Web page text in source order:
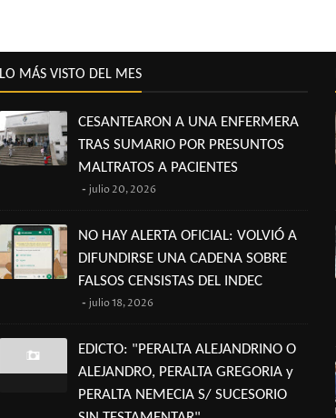
LO MÁS VISTO DEL MES
CESANTEARON A UNA ENFERMERA
TRAS SUMARIO POR PRESUNTOS
MALTRATOS A PACIENTES
julio 20, 2026
NO HAY ALERTA OFICIAL: VOLVIÓ A
DIFUNDIRSE UNA CADENA SOBRE
FALSOS CENSISTAS DEL INDEC
julio 18, 2026
EDICTO: "PERALTA ALEJANDRINO O
ALEJANDRO, PERALTA GREGORIA y
PERALTA NEMECIA S/ SUCESORIO